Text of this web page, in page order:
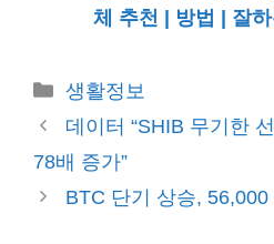
체 추천 | 방법 | 잘하
카
테
리
생활정보
데이터 “SHIB 무기한
78배 증가”
BTC 단기 상승,